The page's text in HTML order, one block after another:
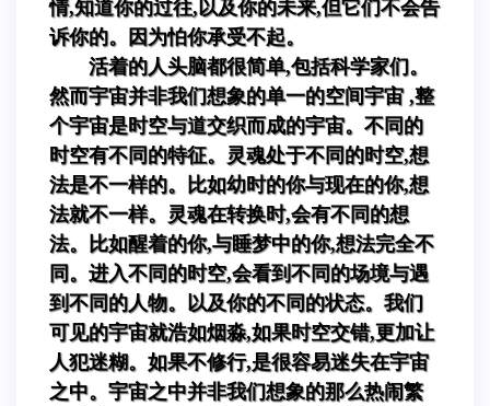
情,知道你的过往,以及你的未来,但它们不会告
诉你的。因为怕你承受不起。
活着的人头脑都很简单,包括科学家们。
然而宇宙并非我们想象的单一的空间宇宙 ,整
个宇宙是时空与道交织而成的宇宙。不同的
时空有不同的特征。灵魂处于不同的时空,想
法是不一样的。比如幼时的你与现在的你,想
法就不一样。灵魂在转换时,会有不同的想
法。比如醒着的你,与睡梦中的你,想法完全不
同。进入不同的时空,会看到不同的场境与遇
到不同的人物。以及你的不同的状态。我们
可见的宇宙就浩如烟淼,如果时空交错,更加让
人犯迷糊。如果不修行,是很容易迷失在宇宙
之中。宇宙之中并非我们想象的那么热闹繁